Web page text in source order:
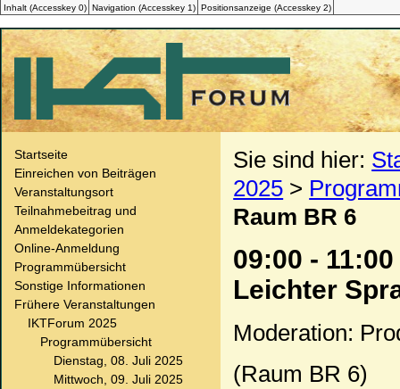
Inhalt (Accesskey0) Navigation (Accesskey1) Positionsanzeige (Accesskey2)
Startseite
Einreichen von Beiträgen
Veranstaltungsort
Teilnahmebeitrag und
Anmeldekategorien
Online-Anmeldung
Programmübersicht
Sonstige Informationen
Frühere Veranstaltungen
IKTForum 2025
Programmübersicht
Dienstag, 08. Juli 2025
Mittwoch, 09. Juli 2025
Sie sind hier:
2025 >
Raum BR 6
09:00 -
Leichter
Moderation:
(Raum BR 6)